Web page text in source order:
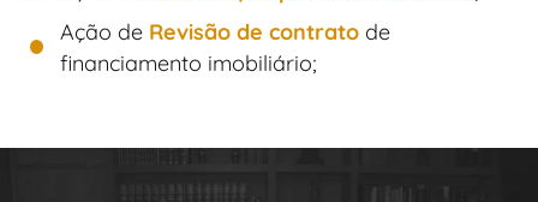
Ação de Revisão de contratode
financiamento imobiliário;